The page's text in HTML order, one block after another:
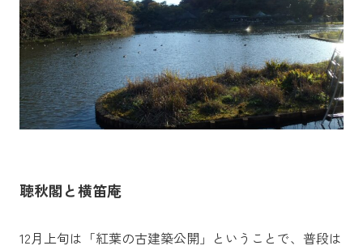
聴秋閣と横笛庵
12月上旬は「紅葉の古建築公開」ということで、普段は